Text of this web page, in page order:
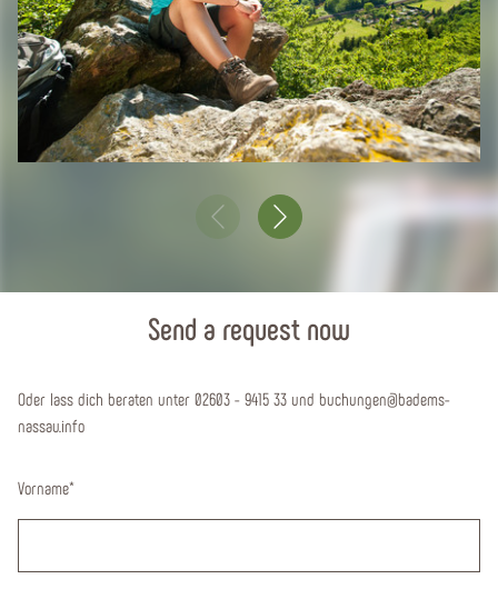
Send a request now
Oder lass dich beraten unter 02603 - 9415 33 und buchungen@badems-
nassau.info
Vorname*